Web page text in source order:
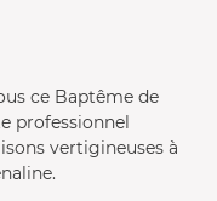
ce Baptême de
professionnel
vertigineuses à